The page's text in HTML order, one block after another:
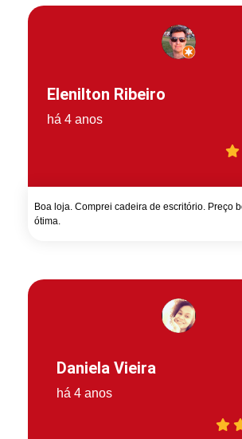
Elenilton Ribeiro
há 4 anos
Boa loja. Comprei cadeira de escritório. Preço
ótima.
Daniela Vieira
há 4 anos